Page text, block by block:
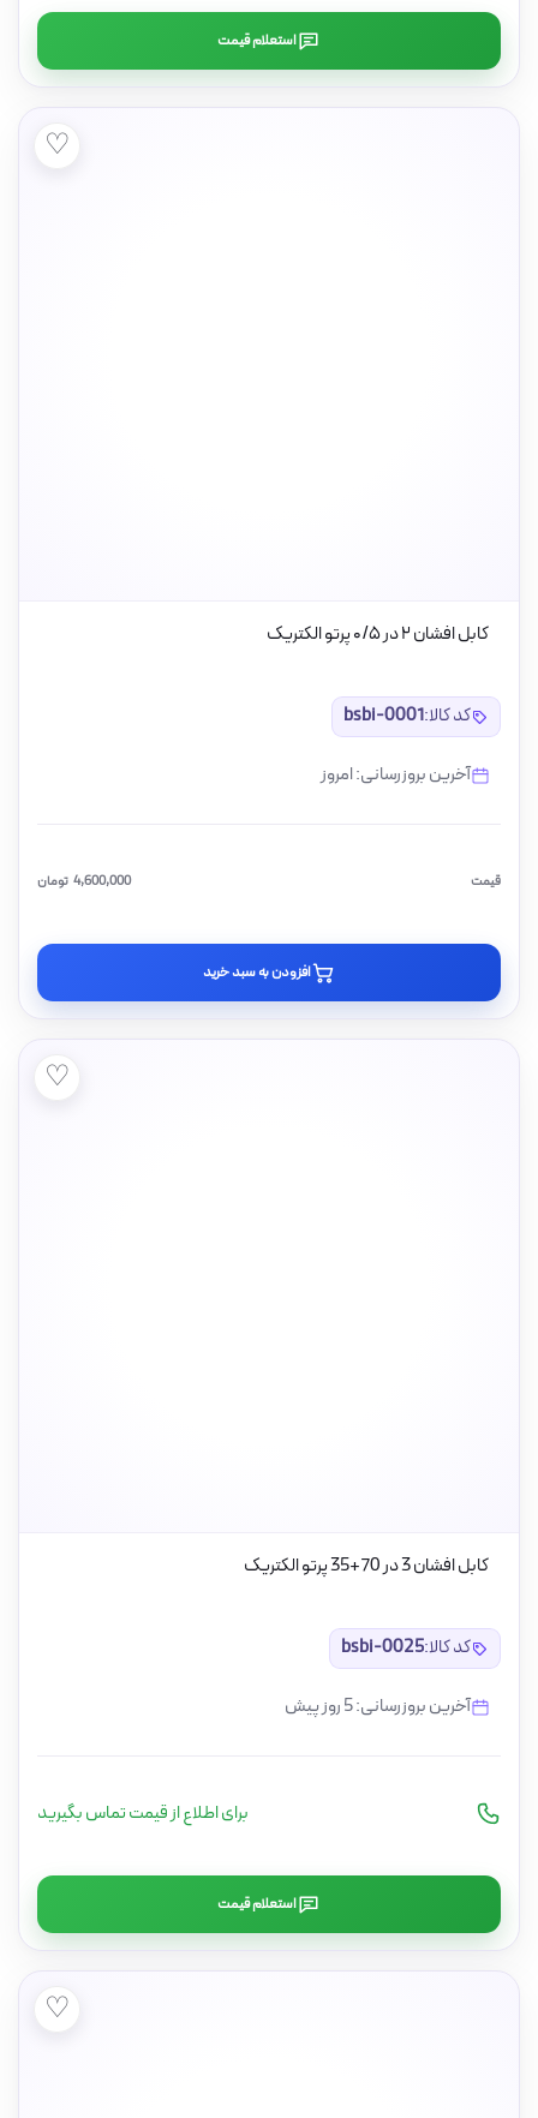
استعلام قیمت
♡
کابل افشان ۲ در ۰/۵ پرتو الکتریک
کد کالا:bsbi-0001
آخرین بروزرسانی: امروز
قیمت تومان 4,600,000
افزودن به سبد خرید
♡
کابل افشان 3 در 70+35 پرتو الکتریک
کد کالا:bsbi-0025
آخرین بروزرسانی: 5 روز پیش
برای اطلاع از قیمت تماس بگیرید
استعلام قیمت
♡